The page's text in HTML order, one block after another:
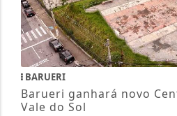
BARUERI
Barueri ganhará novo
Vale do Sol